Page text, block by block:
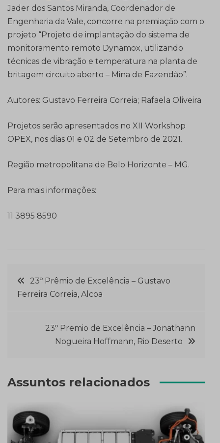
Jader dos Santos Miranda, Coordenador de
Engenharia da Vale, concorre na premiação com o
projeto “Projeto de implantação do sistema de
monitoramento remoto Dynamox, utilizando
técnicas de vibração e temperatura na planta de
britagem circuito aberto – Mina de Fazendão”.
Autores: Gustavo Ferreira Correia; Rafaela Oliveira
Projetos serão apresentados no XII Workshop
OPEX, nos dias 01 e 02 de Setembro de 2021.
Região metropolitana de Belo Horizonte – MG.
Para mais informações:
11 3895 8590
Navegação
23º Prêmio de Excelência – Gustavo
Ferreira Correia, Alcoa
23º Premio de Excelência – Jonathann
Nogueira Hoffmann, Rio Deserto
Assuntos relacionados